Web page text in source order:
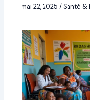
mai 22, 2025/Santé &